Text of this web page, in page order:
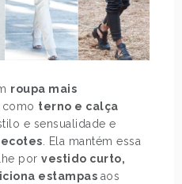
roupa mais
como terno e calça
e sensualidade e
. Ela mantém essa
porvestido curto,
estampas aos